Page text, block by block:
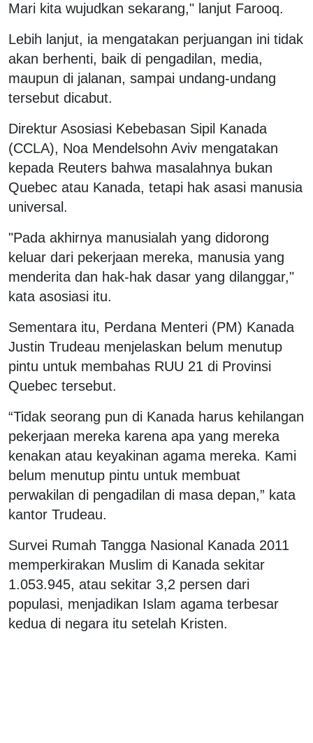
Mari kita wujudkan sekarang," lanjut Farooq.
Lebih lanjut, ia mengatakan perjuangan ini tidak
akan berhenti, baik di pengadilan, media,
maupun di jalanan, sampai undang-undang
tersebut dicabut.
Direktur Asosiasi Kebebasan Sipil Kanada
(CCLA), Noa Mendelsohn Aviv mengatakan
kepada Reuters bahwa masalahnya bukan
Quebec atau Kanada, tetapi hak asasi manusia
universal.
"Pada akhirnya manusialah yang didorong
keluar dari pekerjaan mereka, manusia yang
menderita dan hak-hak dasar yang dilanggar,"
kata asosiasi itu.
Sementara itu, Perdana Menteri (PM) Kanada
Justin Trudeau menjelaskan belum menutup
pintu untuk membahas RUU 21 di Provinsi
Quebec tersebut.
“Tidak seorang pun di Kanada harus kehilangan
pekerjaan mereka karena apa yang mereka
kenakan atau keyakinan agama mereka. Kami
belum menutup pintu untuk membuat
perwakilan di pengadilan di masa depan,” kata
kantor Trudeau.
Survei Rumah Tangga Nasional Kanada 2011
memperkirakan Muslim di Kanada sekitar
1.053.945, atau sekitar 3,2 persen dari
populasi, menjadikan Islam agama terbesar
kedua di negara itu setelah Kristen.